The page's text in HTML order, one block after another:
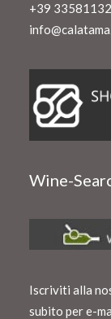
+39
Wine-
Iscriviti alla
subito per e-